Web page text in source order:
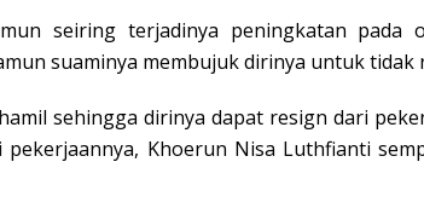
seiring terjadinya peningkatan
suaminya membujuk dirinya untuk tidak
sehingga dirinya dapat resign dari
Khoerun Nisa Luthfianti